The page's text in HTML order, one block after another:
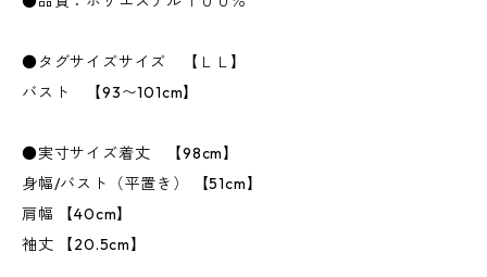
●タグサイズサイズ 【ＬＬ】
バスト 【93〜101cm】
●実寸サイズ着丈 【98cm】
身幅/バスト（平置き） 【51cm】
肩幅 【40cm】
袖丈 【20.5cm】